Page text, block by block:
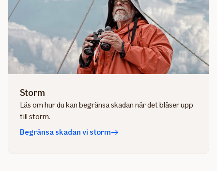
Storm
Läs om hur du kan begränsa skadan när det blåser upp
till storm.
Begränsa skadan vi storm